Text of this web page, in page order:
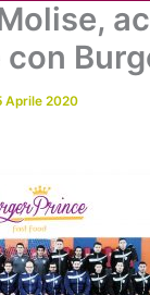
Aprile 2020